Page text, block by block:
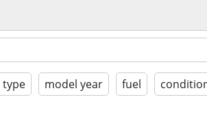
type model year fuel